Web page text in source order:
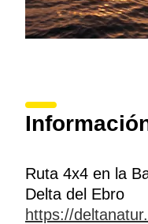
Ruta 4x4 en la
Delta del Ebro
https://